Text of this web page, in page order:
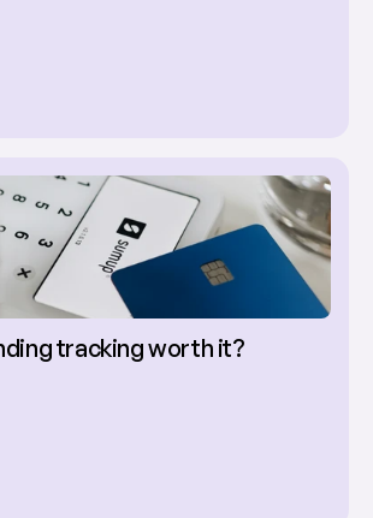
tracking worth it?